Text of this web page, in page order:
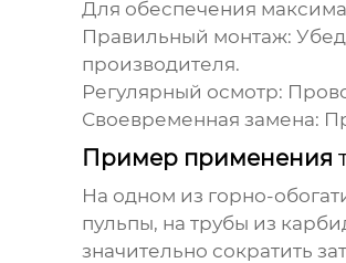
Для обеспечения
Правильный монтаж:
производителя.
Регулярный осмотр:
Своевременная замена:
Пример применения
На одном из горно-
пульпы, на трубы из
значительно сократить